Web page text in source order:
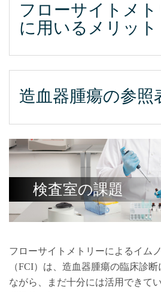
フローサイトメ
に用いるメリット
造血器腫瘍の参照
検査室の課題
フローサイトメトリーによるイム
（FCI）は、造血器腫瘍の臨床診
ながら、まだ十分には活用できて